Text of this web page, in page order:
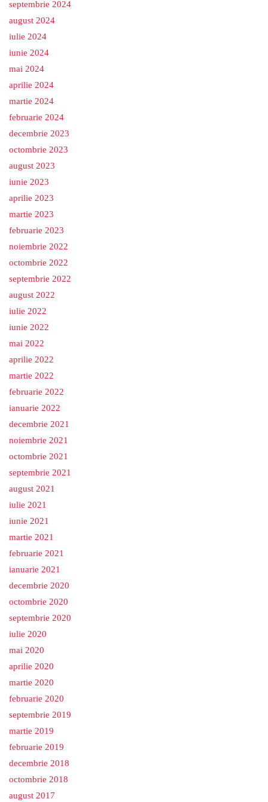
septembrie 2024
august 2024
iulie 2024
iunie 2024
mai 2024
aprilie 2024
martie 2024
februarie 2024
decembrie 2023
octombrie 2023
august 2023
iunie 2023
aprilie 2023
martie 2023
februarie 2023
noiembrie 2022
octombrie 2022
septembrie 2022
august 2022
iulie 2022
iunie 2022
mai 2022
aprilie 2022
martie 2022
februarie 2022
ianuarie 2022
decembrie 2021
noiembrie 2021
octombrie 2021
septembrie 2021
august 2021
iulie 2021
iunie 2021
martie 2021
februarie 2021
ianuarie 2021
decembrie 2020
octombrie 2020
septembrie 2020
iulie 2020
mai 2020
aprilie 2020
martie 2020
februarie 2020
septembrie 2019
martie 2019
februarie 2019
decembrie 2018
octombrie 2018
august 2017